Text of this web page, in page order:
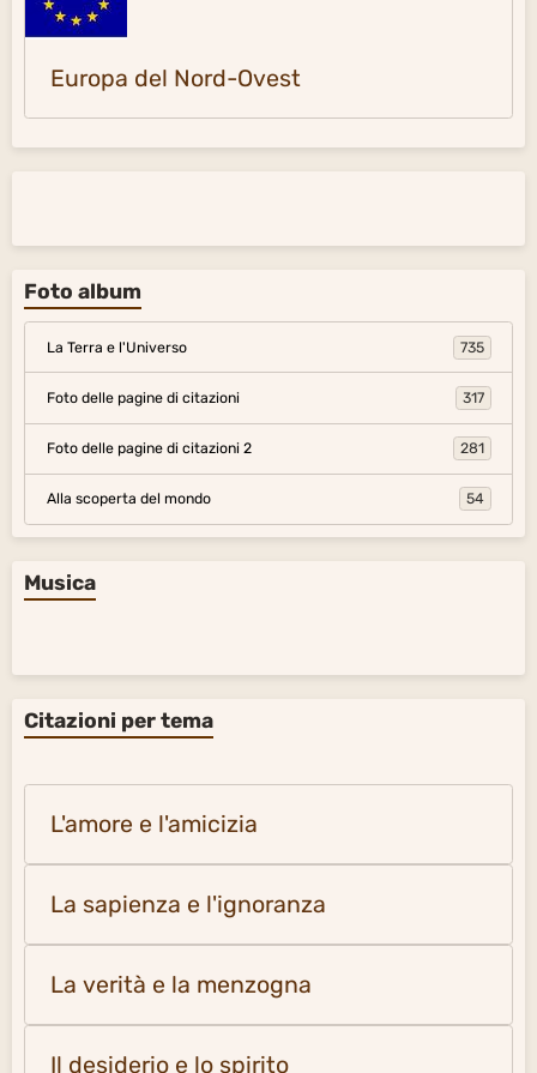
Europa del Nord-Ovest
Foto album
La Terra e l'Universo 735
Foto delle pagine di citazioni 317
Foto delle pagine di citazioni 2 281
Alla scoperta del mondo 54
Musica
Citazioni per tema
L'amore e l'amicizia
La sapienza e l'ignoranza
La verità e la menzogna
Il desiderio e lo spirito